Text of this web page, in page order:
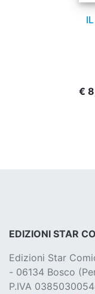
€
EDIZIONI STAR
Edizioni Star
- 06134 Bosco
P.IVA